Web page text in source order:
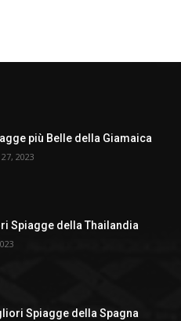
più Belle della Giamaica
2023
Spiagge della Thailandia
Spiagge della Spagna